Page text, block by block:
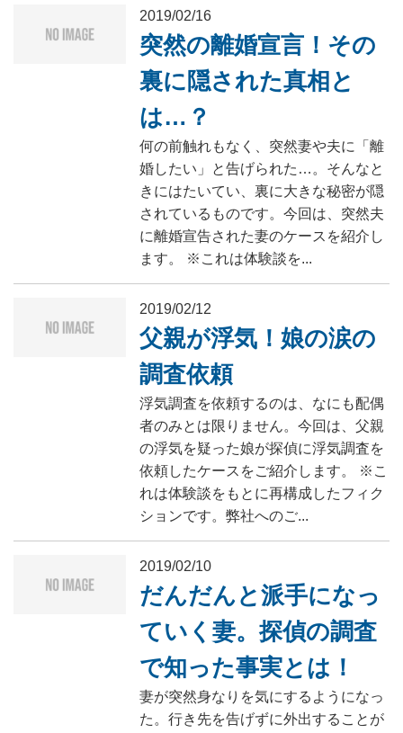
2019/02/16
突然の離婚宣言！その
裏に隠された真相と
は…？
何の前触れもなく、突然妻や夫に「離
婚したい」と告げられた…。そんなと
きにはたいてい、裏に大きな秘密が隠
されているものです。今回は、突然夫
に離婚宣告された妻のケースを紹介し
ます。 ※これは体験談を...
2019/02/12
父親が浮気！娘の涙の
調査依頼
浮気調査を依頼するのは、なにも配偶
者のみとは限りません。今回は、父親
の浮気を疑った娘が探偵に浮気調査を
依頼したケースをご紹介します。 ※こ
れは体験談をもとに再構成したフィク
ションです。弊社へのご...
2019/02/10
だんだんと派手になっ
ていく妻。探偵の調査
で知った事実とは！
妻が突然身なりを気にするようになっ
た。行き先を告げずに外出することが